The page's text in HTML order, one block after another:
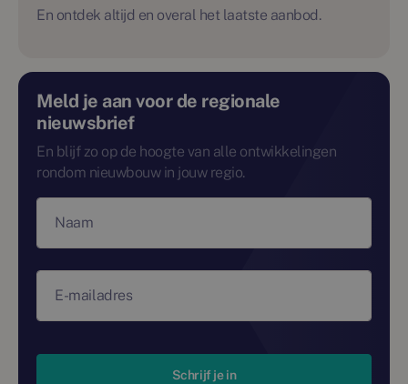
En ontdek altijd en overal het laatste aanbod.
Meld je aan voor de regionale
nieuwsbrief
En blijf zo op de hoogte van alle ontwikkelingen
rondom nieuwbouw in jouw regio.
Naam
E-mailadres
Schrijf je in